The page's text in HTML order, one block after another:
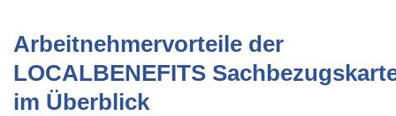
Arbeitnehmervorteile der
LOCALBENEFITS
im Überblick